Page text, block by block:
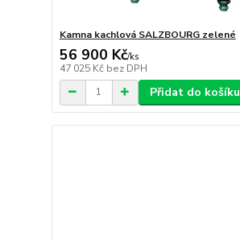
Kamna kachlová SALZBOURG zelené
56 900 Kč/ks
47 025 Kč bez DPH
Přidat do košíku